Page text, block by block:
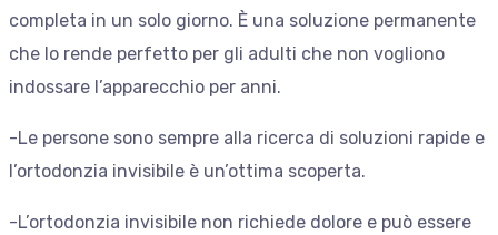
completa in un solo giorno. È una soluzione permanente
che lo rende perfetto per gli adulti che non vogliono
indossare l’apparecchio per anni.
-Le persone sono sempre alla ricerca di soluzioni rapide e
l’ortodonzia invisibile è un’ottima scoperta.
-L’ortodonzia invisibile non richiede dolore e può essere